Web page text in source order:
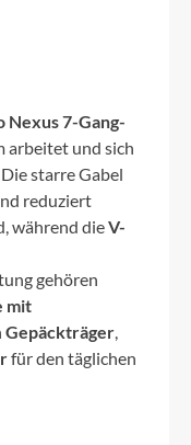
Nexus 7-Gang-
arbeitet und sich
starre Gabel
reduziert
während dieV-
gehören
mit
Gepäckträger,
für den täglichen